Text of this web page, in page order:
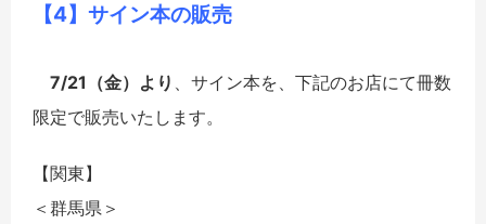
【4】サイン本の販売
7/21（金）より 、サイン本を、下記のお店にて冊数
限定で販売いたします。
【関東】
＜群馬県＞